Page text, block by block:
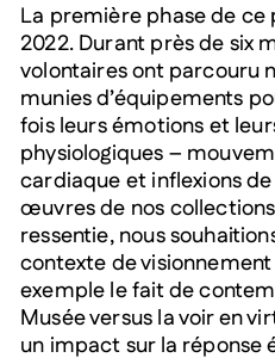
La première phase de ce
2022. Durant près de six
volontaires ont parcouru
munies d’équipements
fois leurs émotions et
physiologiques –
cardiaque et inflexions
œuvres de nos
ressentie, nous
contexte de
exemple le fait de
Musée versus la voir en
un impact sur la réponse